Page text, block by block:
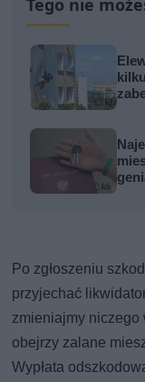
Tego nie
Po zgłoszeniu
przyjechać
zmieniajmy
obejrzy zalane
Wypłata